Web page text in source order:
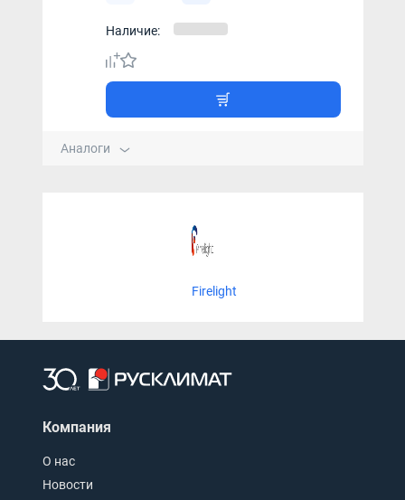
Наличие:
Аналоги
Firelight
Компания
О нас
Новости